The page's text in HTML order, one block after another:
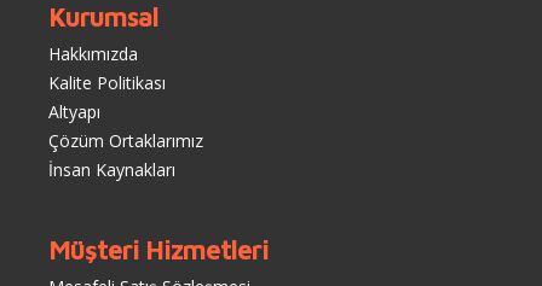
Kurumsal
Hakkımızda
Kalite Politikası
Altyapı
Çözüm Ortaklarımız
İnsan Kaynakları
Müşteri Hizmetleri